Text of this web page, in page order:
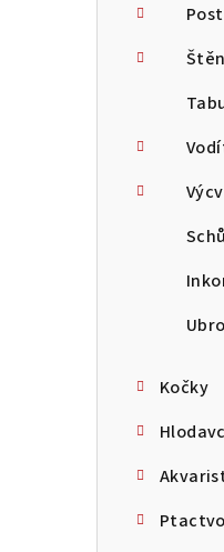
Kočky
Ptactvo